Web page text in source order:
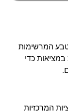
המרשימות
כדי
המרכזיות